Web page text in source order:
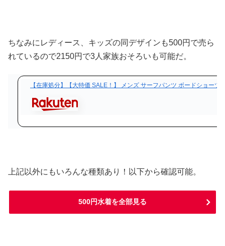
ちなみにレディース、キッズの同デザインも500円で売ら
れているので2150円で3人家族おそろいも可能だ。
【在庫処分】【大特価 SALE！】 メンズ サーフパンツ ボードショー
上記以外にもいろんな種類あり！以下から確認可能。
500円水着を全部見る